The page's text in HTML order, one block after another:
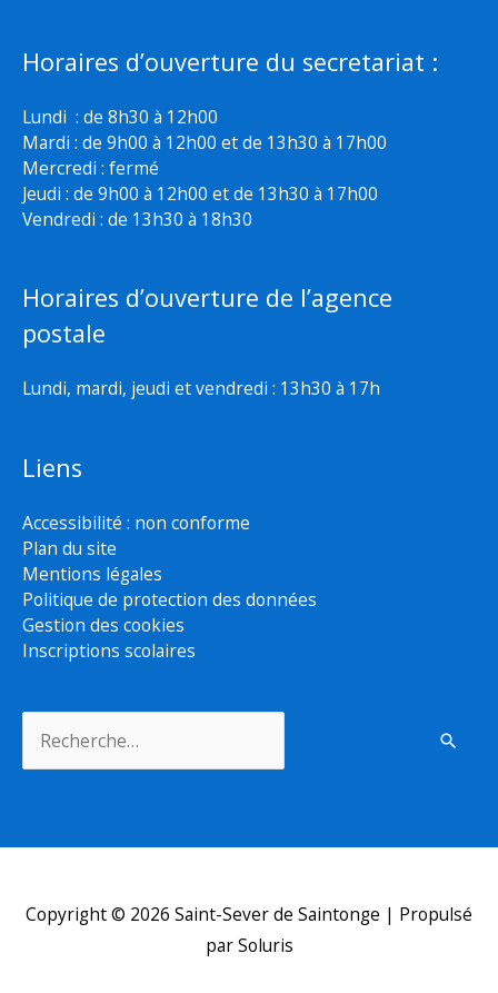
Horaires d’ouverture du secretariat :
Lundi : de 8h30 à 12h00
Mardi : de 9h00 à 12h00 et de 13h30 à 17h00
Mercredi : fermé
Jeudi : de 9h00 à 12h00 et de 13h30 à 17h00
Vendredi : de 13h30 à 18h30
Horaires d’ouverture de l’agence
postale
Lundi, mardi, jeudi et vendredi : 13h30 à 17h
Liens
Accessibilité : non conforme
Plan du site
Mentions légales
Politique de protection des données
Gestion des cookies
Inscriptions scolaires
Copyright © 2026 Saint-Sever de Saintonge | Propulsé
par Soluris